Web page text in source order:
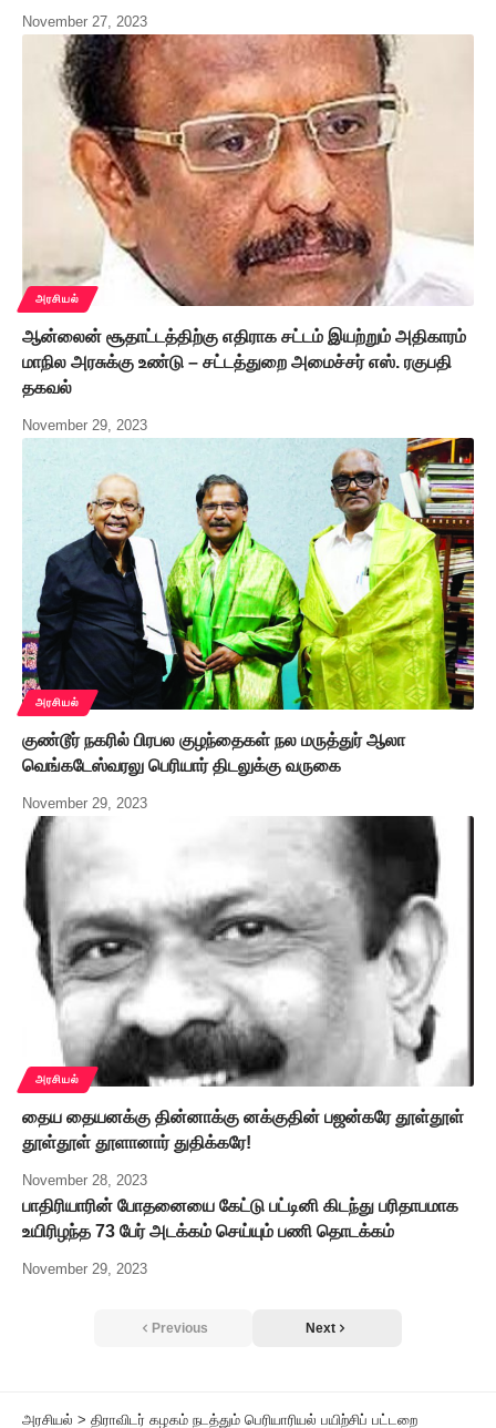
November 27, 2023
அரசியல்
ஆன்லைன் சூதாட்டத்திற்கு எதிராக சட்டம் இயற்றும் அதிகாரம்
மாநில அரசுக்கு உண்டு – சட்டத்துறை அமைச்சர் எஸ். ரகுபதி
தகவல்
November 29, 2023
அரசியல்
குண்டூர் நகரில் பிரபல குழந்தைகள் நல மருத்துர் ஆலா
வெங்கடேஸ்வரலு பெரியார் திடலுக்கு வருகை
November 29, 2023
அரசியல்
தைய தையனக்கு தின்னாக்கு னக்குதின் பஜன்கரே தூள்தூள்
தூள்தூள் தூளானார் துதிக்கரே!
November 28, 2023
பாதிரியாரின் போதனையை கேட்டு பட்டினி கிடந்து பரிதாபமாக
உயிரிழந்த 73 பேர் அடக்கம் செய்யும் பணி தொடக்கம்
November 29, 2023
Previous Next
அரசியல் > திராவிடர் கழகம் நடத்தும் பெரியாரியல் பயிற்சிப் பட்டறை